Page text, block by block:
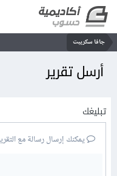
جافا سكريبت
أرسل تقرير
تبليغك
يمكنك إرسال رسالة مع